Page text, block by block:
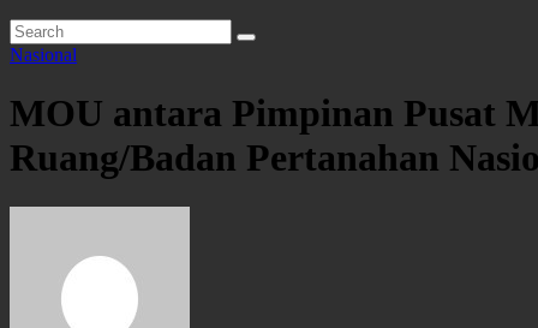
Nasional
MOU antara Pimpinan Pusat
Ruang/Badan Pertanahan